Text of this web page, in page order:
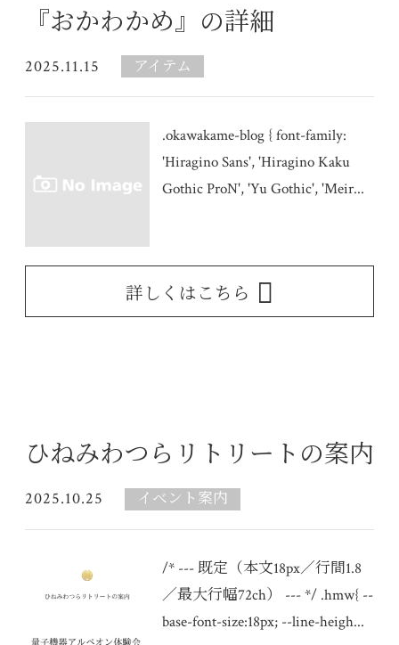
『おかわかめ』の詳細
2025.11.15 アイテム
.okawakame-blog { font-family:
'Hiragino Sans', 'Hiragino Kaku
Gothic ProN', 'Yu Gothic', 'Meir...
詳しくはこちら
ひねみわつらリトリートの案内
2025.10.25 イベント案内
/* --- 既定（本文18px／行間1.8
／最大行幅72ch） --- */ .hmw{ --
base-font-size:18px; --line-heigh...